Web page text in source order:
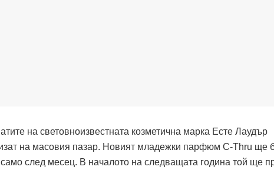
на световноизвестната козметична марка Есте Лаудър
на масовия пазар. Новият младежки парфюм C-Thru ще
само след месец. В началото на следващата година той ще